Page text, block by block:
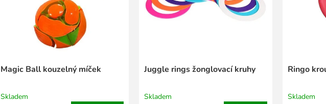
Magic Ball kouzelný míček
Skladem
Juggle rings žonglovací kruhy
Skladem
Ringo
Skladem